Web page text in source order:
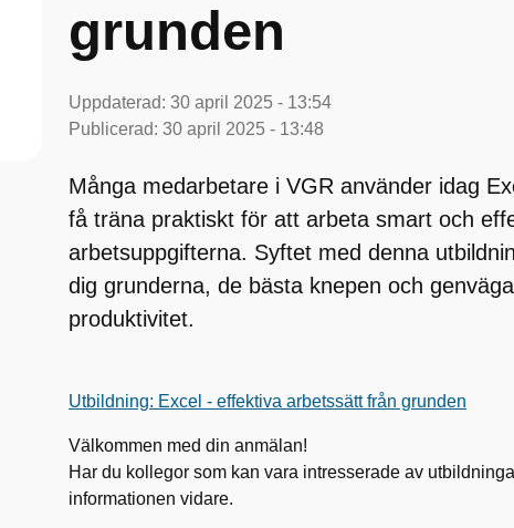
grunden
Uppdaterad: 30 april 2025 - 13:54
Publicerad: 30 april 2025 - 13:48
Många medarbetare i VGR använder idag
få träna praktiskt för att arbeta smart och
arbetsuppgifterna. Syftet med denna
dig grunderna, de bästa knepen och
produktivitet.
Utbildning: Excel - effektiva arbetssätt från grunden
Välkommen med din anmälan!
Har du kollegor som kan vara intresserade av
informationen vidare.